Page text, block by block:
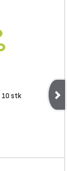
10 stk